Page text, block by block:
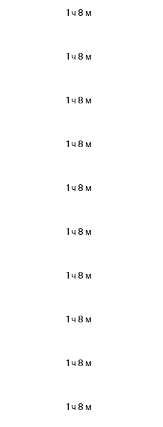
1 ч 8 м
1 ч 8 м
1 ч 8 м
1 ч 8 м
1 ч 8 м
1 ч 8 м
1 ч 8 м
1 ч 8 м
1 ч 8 м
1 ч 8 м